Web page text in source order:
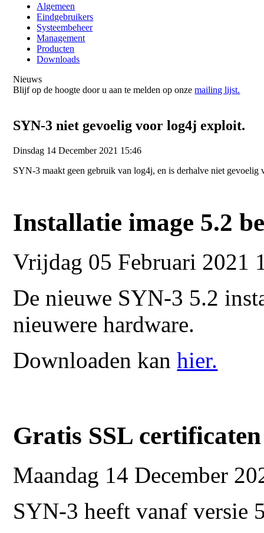
Algemeen
Eindgebruikers
Systeembeheer
Management
Producten
Downloads
Nieuws
Blijf op de hoogte door u aan te melden op onzemailing lijst.
SYN-3 niet gevoelig voor log4j exploit.
Dinsdag 14 December 2021 15:46
SYN-3 maakt geen gebruik van log4j, en is derhalve niet gevoelig
Installatie image 5.2
Vrijdag 05 Februari 2021
De nieuwe SYN-3 5.2
nieuwere hardware.
Downloaden kanhier.
Gratis SSL
Maandag 14 December
SYN-3 heeft vanaf versie